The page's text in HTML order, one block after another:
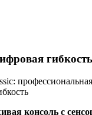
гибкость
консоль с